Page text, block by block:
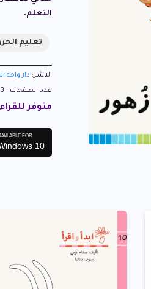
التعلم.
تعليم
الناشر: دار واحة
عدد الصفحات : 13
متوفر
FOR
10